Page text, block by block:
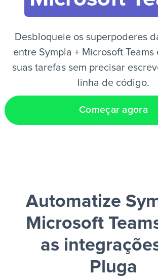
Desbloqueie os superpoderes
entre Sympla + Microsoft Teams
suas tarefas sem precisar
linha de código.
Começar agora
Automatize
Microsoft
as
Pluga